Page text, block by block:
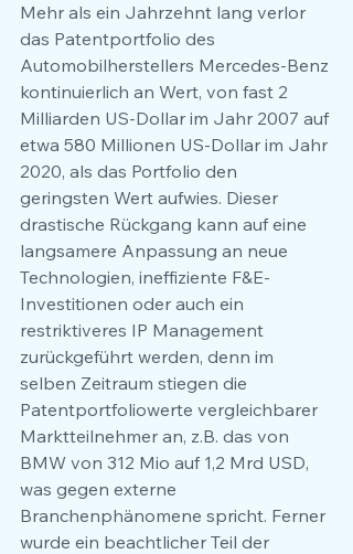
Mehr als ein Jahrzehnt lang verlor
das Patentportfolio des
Automobilherstellers Mercedes-Benz
kontinuierlich an Wert, von fast 2
Milliarden US-Dollar im Jahr 2007 auf
etwa 580 Millionen US-Dollar im Jahr
2020, als das Portfolio den
geringsten Wert aufwies. Dieser
drastische Rückgang kann auf eine
langsamere Anpassung an neue
Technologien, ineffiziente F&E-
Investitionen oder auch ein
restriktiveres IP Management
zurückgeführt werden, denn im
selben Zeitraum stiegen die
Patentportfoliowerte vergleichbarer
Marktteilnehmer an, z.B. das von
BMW von 312 Mio auf 1,2 Mrd USD,
was gegen externe
Branchenphänomene spricht. Ferner
wurde ein beachtlicher Teil der